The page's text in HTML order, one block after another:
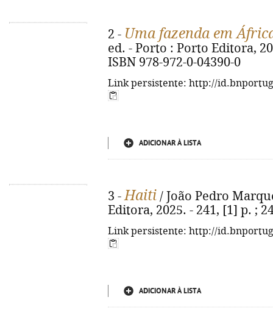
2 - Uma fazenda em
ed. - Porto : Porto Editora,
ISBN 978-972-0-04390-0
Link persistente: http://
ADICIONAR À LISTA
3 -Haiti / João Pedro
Editora, 2025. - 241, [1] p. ;
Link persistente: http://
ADICIONAR À LISTA